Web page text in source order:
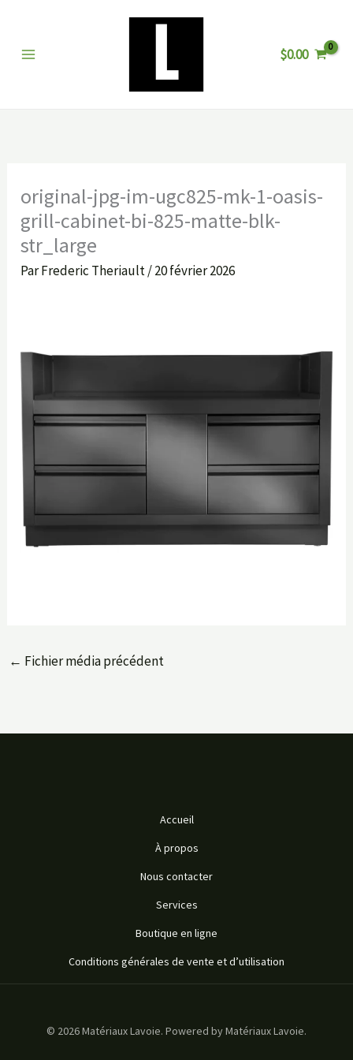
contenu
$0.00
original-jpg-im-ugc825-mk-1-oasis-
grill-cabinet-bi-825-matte-blk-
str_large
ParFrederic Theriault/20 février 2026
← Fichier média précédent
Accueil
À propos
Nous contacter
Services
Boutique en ligne
Conditions générales de vente et d’utilisation
© 2026 Matériaux Lavoie. Powered by Matériaux Lavoie.